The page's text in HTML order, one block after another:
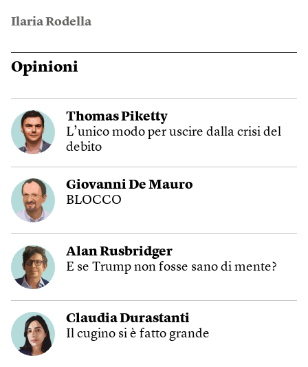
Ilaria Rodella
Opinioni
Thomas Piketty
L’unico modo per uscire dalla crisi del
debito
Giovanni De Mauro
BLOCCO
Alan Rusbridger
E se Trump non fosse sano di mente?
Claudia Durastanti
Il cugino si è fatto grande